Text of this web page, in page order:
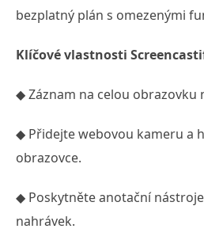
bezplatný plán s omezenými
Klíčové vlastnosti
◆ Záznam na celou obrazovku
◆ Přidejte webovou kameru a
obrazovce.
◆ Poskytněte anotační
nahrávek.